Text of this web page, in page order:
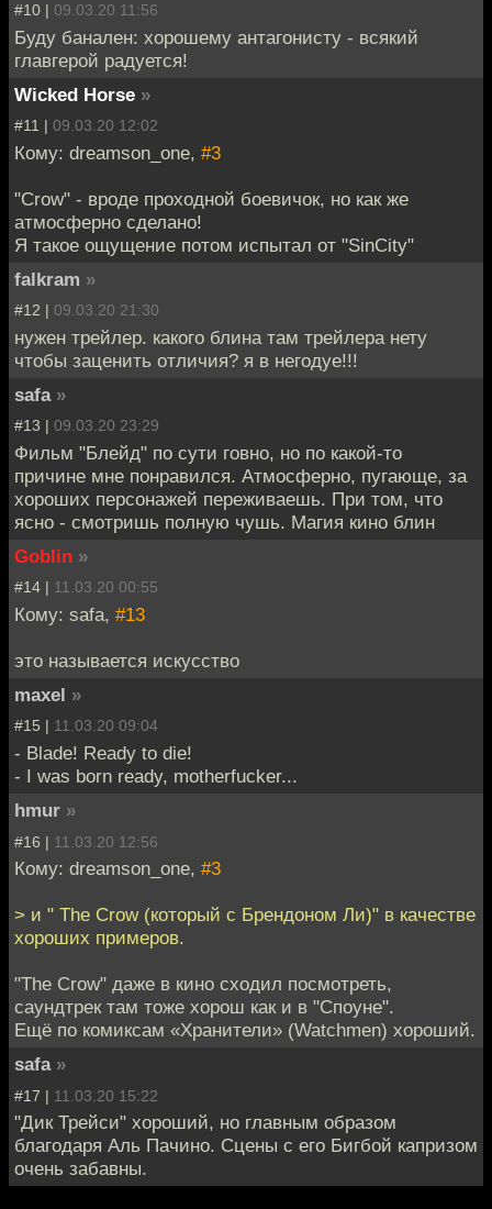
#10 | 09.03.20 11:56
Буду банален: хорошему антагонисту - всякий
главгерой радуется!
Wicked Horse »
#11 | 09.03.20 12:02
Кому: dreamson_one, #3
"Crow" - вроде проходной боевичок, но как же
атмосферно сделано!
Я такое ощущение потом испытал от "SinCity"
falkram »
#12 | 09.03.20 21:30
нужен трейлер. какого блина там трейлера нету
чтобы заценить отличия? я в негодуе!!!
safa »
#13 | 09.03.20 23:29
Фильм "Блейд" по сути говно, но по какой-то
причине мне понравился. Атмосферно, пугающе, за
хороших персонажей переживаешь. При том, что
ясно - смотришь полную чушь. Магия кино блин
Goblin »
#14 | 11.03.20 00:55
Кому: safa, #13
это называется искусство
maxel »
#15 | 11.03.20 09:04
- Blade! Ready to die!
- I was born ready, motherfucker...
hmur »
#16 | 11.03.20 12:56
Кому: dreamson_one, #3
> и " The Crow (который с Брендоном Ли)" в качестве
хороших примеров.
"The Crow" даже в кино сходил посмотреть,
саундтрек там тоже хорош как и в "Споуне".
Ещё по комиксам «Хранители» (Watchmen) хороший.
safa »
#17 | 11.03.20 15:22
"Дик Трейси" хороший, но главным образом
благодаря Аль Пачино. Сцены с его Бигбой капризом
очень забавны.